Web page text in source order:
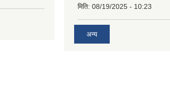
मिति: 08/19/2025 - 10:23
अन्य